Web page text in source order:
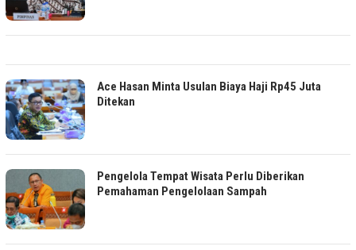
Ace Hasan Minta Usulan Biaya Haji Rp45 Juta
Ditekan
Pengelola Tempat Wisata Perlu Diberikan
Pemahaman Pengelolaan Sampah